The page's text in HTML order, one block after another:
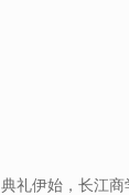
典礼伊始，长江